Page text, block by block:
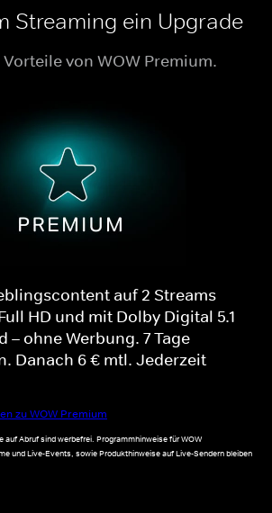
Streaming ein Upgrade
von WOW Premium.
auf 2 Streams
HD und mit Dolby Digital 5.1
– ohne Werbung. 7 Tage
Danach 6 € mtl. Jederzeit
zu WOW Premium
auf Abruf sind werbefrei. Programmhinweise für WOW
und Live-Events, sowie Produkthinweise auf Live-Sendern bleiben